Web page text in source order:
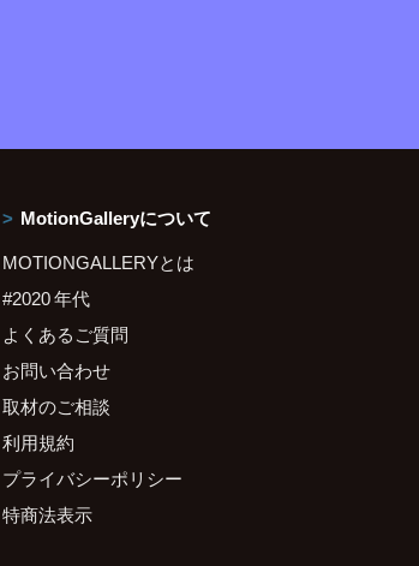
MotionGalleryについて
MOTIONGALLERYとは
#2020 年代
よくあるご質問
お問い合わせ
取材のご相談
利用規約
プライバシーポリシー
特商法表示